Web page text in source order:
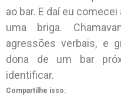
ao bar. E daí eu
uma briga.
agressões verbais, e
dona de um bar
identificar.
Compartilhe isso: